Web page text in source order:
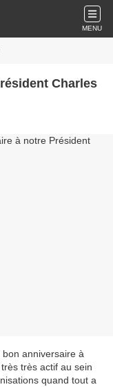
MENU
Charles
anniversaire à
très actif au sein
quand tout a